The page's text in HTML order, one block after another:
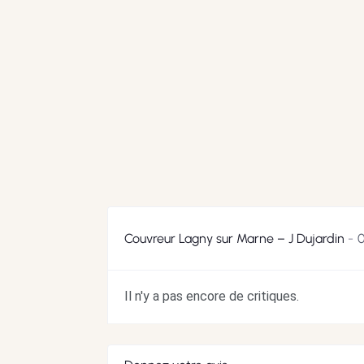
Couvreur Lagny sur Marne – J Dujardin
Il n'y a pas encore de critiques.